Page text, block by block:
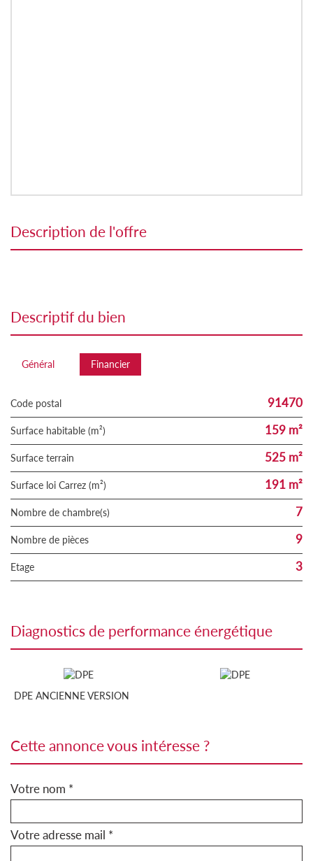
description de l'offre
descriptif du bien
Général Financier
Code postal 91470
Surface habitable (m²) 159 m²
surface terrain 525 m²
Surface loi Carrez (m²) 191 m²
Nombre de chambre(s) 7
Nombre de pièces 9
Etage 3
diagnostics de performance énergétique
DPE ANCIENNE VERSION
cette annonce vous intéresse ?
Votre nom *
Votre adresse mail *